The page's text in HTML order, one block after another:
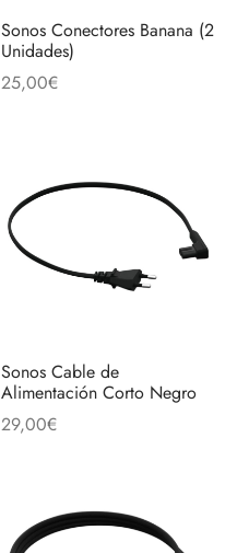
Sonos Conectores Banana (2
Unidades)
25,00€
Sonos Cable de
Alimentación Corto Negro
29,00€